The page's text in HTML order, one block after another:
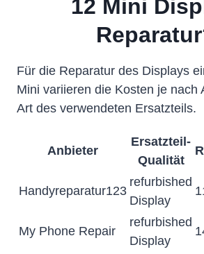
12 Mini
Für die Reparatur des Displays
Mini variieren die Kosten je nach
Art des verwendeten Ersatzteils.
Anbieter
Ersatzteil-
Qualität
Handyreparatur123
refurbished
Display
My Phone Repair
refurbished
Display